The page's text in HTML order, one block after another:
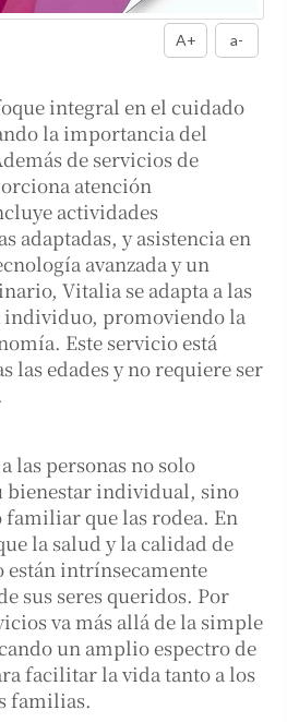
A+ a-
integral en el cuidado
la importancia del
de servicios de
atención
actividades
adaptadas, y asistencia en
avanzada y un
Vitalia se adapta a las
individuo, promoviendo la
Este servicio está
las edades y no requiere ser
las personas no solo
bienestar individual, sino
que las rodea. En
la salud y la calidad de
intrínsecamente
sus seres queridos. Por
va más allá de la simple
un amplio espectro de
facilitar la vida tanto a los
familias.